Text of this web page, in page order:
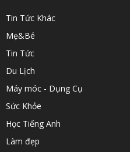
Tin Tức Khác
Mẹ&Bé
Tin Tức
Du Lịch
Máy móc - Dụng Cụ
Sức Khỏe
Học Tiếng Anh
Làm đẹp